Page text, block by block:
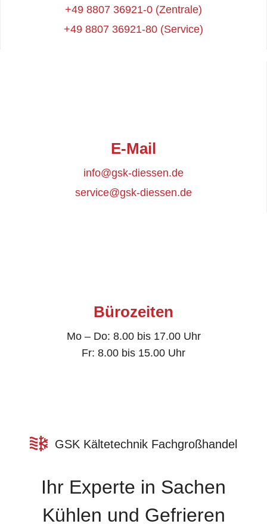
+49 8807 36921-0 (Zentrale)
+49 8807 36921-80 (Service)
E-Mail
info@gsk-diessen.de
service@gsk-diessen.de
Bürozeiten
Mo – Do: 8.00 bis 17.00 Uhr
Fr: 8.00 bis 15.00 Uhr
GSK Kältetechnik Fachgroßhandel
Ihr Experte in Sachen
Kühlen und Gefrieren